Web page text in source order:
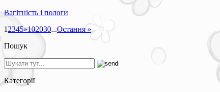
Вагітність і пологи
1 2345»102030...Остання »
Пошук
Категорії